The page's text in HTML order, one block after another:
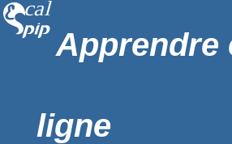
Apprendre
ligne